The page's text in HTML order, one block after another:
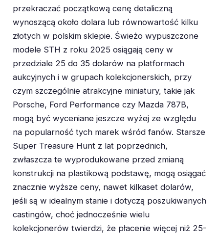
przekraczać początkową cenę detaliczną
wynoszącą około dolara lub równowartość kilku
złotych w polskim sklepie. Świeżo wypuszczone
modele STH z roku 2025 osiągają ceny w
przedziale 25 do 35 dolarów na platformach
aukcyjnych i w grupach kolekcjonerskich, przy
czym szczególnie atrakcyjne miniatury, takie jak
Porsche, Ford Performance czy Mazda 787B,
mogą być wyceniane jeszcze wyżej ze względu
na popularność tych marek wśród fanów. Starsze
Super Treasure Hunt z lat poprzednich,
zwłaszcza te wyprodukowane przed zmianą
konstrukcji na plastikową podstawę, mogą osiągać
znacznie wyższe ceny, nawet kilkaset dolarów,
jeśli są w idealnym stanie i dotyczą poszukiwanych
castingów, choć jednocześnie wielu
kolekcjonerów twierdzi, że płacenie więcej niż 25-